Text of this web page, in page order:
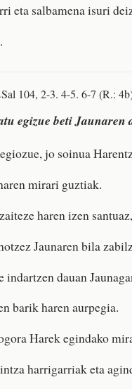
eta salbamena isuri
Sal 104, 2-3. 4-5. 6-7 (R.:
egizue beti Jaunaren
jo soinua
mirari guztiak.
haren izen santuaz,
Jaunaren bila
indartzen dauan
barik haren aurpegia.
Harek egindako
harrigarriak eta